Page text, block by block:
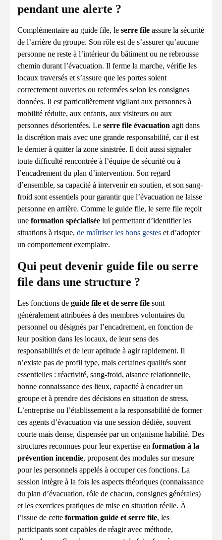
pendant une alerte ?
Complémentaire au guide file, le serre file assure la sécurité
de l’arrière du groupe. Son rôle est de s’assurer qu’aucune
personne ne reste à l’intérieur du bâtiment ou ne rebrousse
chemin durant l’évacuation. Il ferme la marche, vérifie les
locaux traversés et s’assure que les portes soient
correctement ouvertes ou refermées selon les consignes
données. Il est particulièrement vigilant aux personnes à
mobilité réduite, aux enfants, aux visiteurs ou aux
personnes désorientées. Le serre file évacuation agit dans
la discrétion mais avec une grande responsabilité, car il est
le dernier à quitter la zone sinistrée. Il doit aussi signaler
toute difficulté rencontrée à l’équipe de sécurité ou à
l’encadrement du plan d’intervention. Son regard
d’ensemble, sa capacité à intervenir en soutien, et son sang-
froid sont essentiels pour garantir que l’évacuation ne laisse
personne en arrière. Comme le guide file, le serre file reçoit
une formation spécialisée lui permettant d’identifier les
situations à risque, de maîtriser les bons gestes et d’adopter
un comportement exemplaire.
Qui peut devenir guide file ou serre
file dans une structure ?
Les fonctions de guide file et de serre file sont
généralement attribuées à des membres volontaires du
personnel ou désignés par l’encadrement, en fonction de
leur position dans les locaux, de leur sens des
responsabilités et de leur aptitude à agir rapidement. Il
n’existe pas de profil type, mais certaines qualités sont
essentielles : réactivité, sang-froid, aisance relationnelle,
bonne connaissance des lieux, capacité à encadrer un
groupe et à prendre des décisions en situation de stress.
L’entreprise ou l’établissement a la responsabilité de former
ces agents d’évacuation via une session dédiée, souvent
courte mais dense, dispensée par un organisme habilité. Des
structures reconnues pour leur expertise en formation à la
prévention incendie, proposent des modules sur mesure
pour les personnels appelés à occuper ces fonctions. La
session intègre à la fois les aspects théoriques (connaissance
du plan d’évacuation, rôle de chacun, consignes générales)
et les exercices pratiques de mise en situation réelle. À
l’issue de cette formation guide et serre file, les
participants sont capables de réagir avec méthode,